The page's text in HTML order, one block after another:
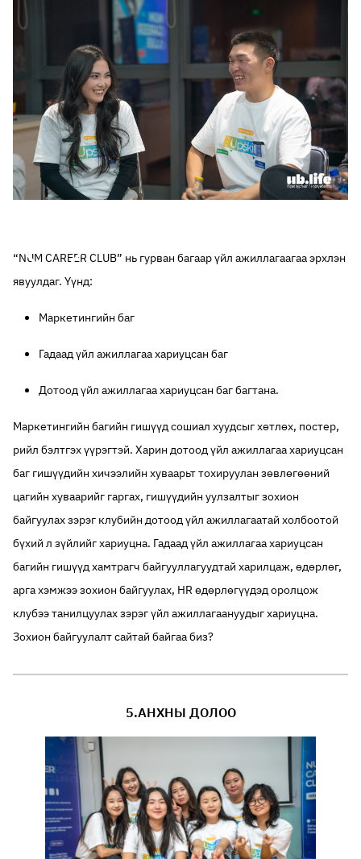
“NUM CAREER CLUB” нь гурван багаар үйл ажиллагаагаа эрхлэн
явуулдаг. Үүнд:
Маркетингийн баг
Гадаад үйл ажиллагаа хариуцсан баг
Дотоод үйл ажиллагаа хариуцсан баг багтана.
Маркетингийн багийн гишүүд сошиал хуудсыг хөтлөх, постер,
рийл бэлтгэх үүрэгтэй. Харин дотоод үйл ажиллагаа хариуцсан
баг гишүүдийн хичээлийн хуваарьт тохируулан зөвлөгөөний
цагийн хуваарийг гаргах, гишүүдийн уулзалтыг зохион
байгуулах зэрэг клубийн дотоод үйл ажиллагаатай холбоотой
бүхий л зүйлийг хариуцна. Гадаад үйл ажиллагаа хариуцсан
багийн гишүүд хамтрагч байгууллагуудтай харилцаж, өдөрлөг,
арга хэмжээ зохион байгуулах, HR өдөрлөгүүдэд оролцож
клубээ танилцуулах зэрэг үйл ажиллагаануудыг хариуцна.
Зохион байгуулалт сайтай байгаа биз?
5.АНХНЫ ДОЛОО